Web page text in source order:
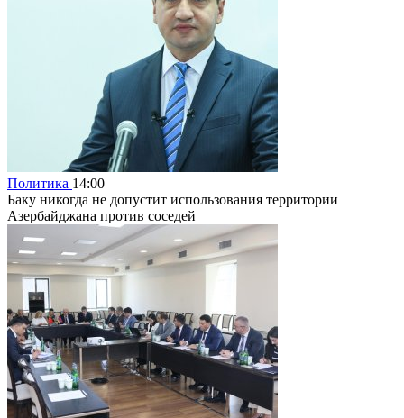
Политика 14:00
Баку никогда не допустит использования территории
Азербайджана против соседей